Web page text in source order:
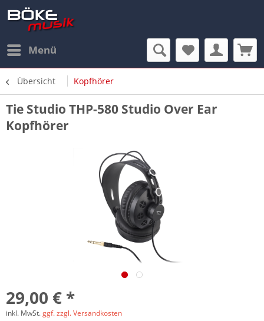
Menü
Übersicht Kopfhörer
Tie Studio THP-580 Studio Over Ear
Kopfhörer
29,00 € *
inkl. MwSt.ggf. zzgl. Versandkosten